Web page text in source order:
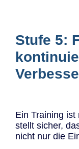
Stufe 5:
Ein Training
stellt sicher,
nicht nur die